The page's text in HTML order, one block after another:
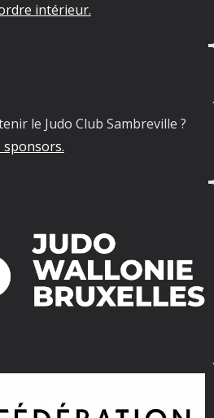
intérieur.
le Judo Club Sambreville ?
sponsors.